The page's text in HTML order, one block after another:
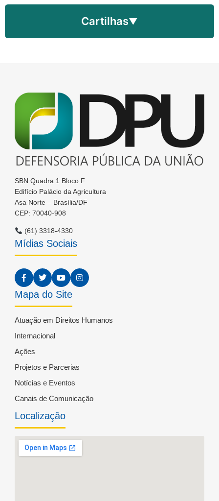
Cartilhas▼
SBN Quadra 1 Bloco F
Edifício Palácio da Agricultura
Asa Norte – Brasília/DF
CEP: 70040-908
(61) 3318-4330
Mídias Sociais
Mapa do Site
Atuação em Direitos Humanos
Internacional
Ações
Projetos e Parcerias
Notícias e Eventos
Canais de Comunicação
Localização